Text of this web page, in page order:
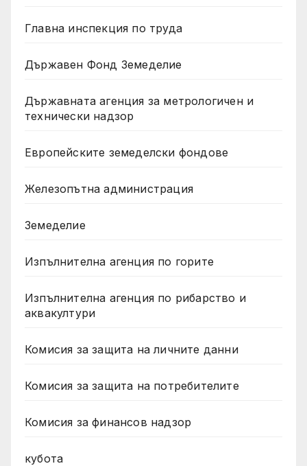
Главна инспекция по труда
Държавен Фонд Земеделие
Държавната агенция за метрологичен и
технически надзор
Европейските земеделски фондове
Железопътна администрация
Земеделие
Изпълнителна агенция по горите
Изпълнителна агенция по рибарство и
аквакултури
Комисия за защита на личните данни
Комисия за защита на потребителите
Комисия за финансов надзор
кубота